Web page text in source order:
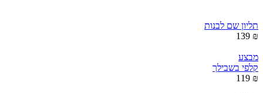
תליון שם לבנות
₪ 139
מבצע
קלפי בשבילך
₪ 119